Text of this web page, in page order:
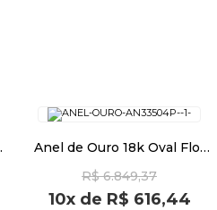
Anel de Ouro 18k Oval Flor
R$ 6.849,37
10xde R$ 616,44